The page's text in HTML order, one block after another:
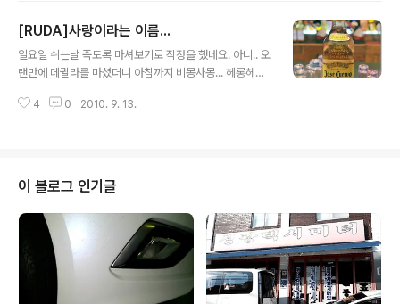
[RUDA]사랑이라는 이름...
일요일 쉬는날 죽도록 마셔보기로 작정을 했네요. 아니.. 오
랜만에 데퀼라를 마셨더니 아침까지 비몽사몽... 헤롱헤롱..
가서 신나게 노래 부르고 집에 오니 3시가 가까워졌더군
요하듯... 서로에 대해서 좀 더 많이 알아가는 것이 배려가
아닐까 생각이 듭니다. Nikon D300 & Sigma 24-70 F
2.8 EX DG 2010-09-11
4 0 2010. 9. 13.
이 블로그 인기글